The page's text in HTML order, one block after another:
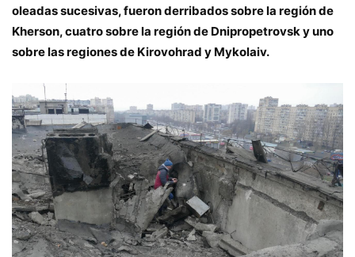
oleadas sucesivas, fueron derribados sobre la región de
Kherson, cuatro sobre la región de Dnipropetrovsk y uno
sobre las regiones de Kirovohrad y Mykolaiv.